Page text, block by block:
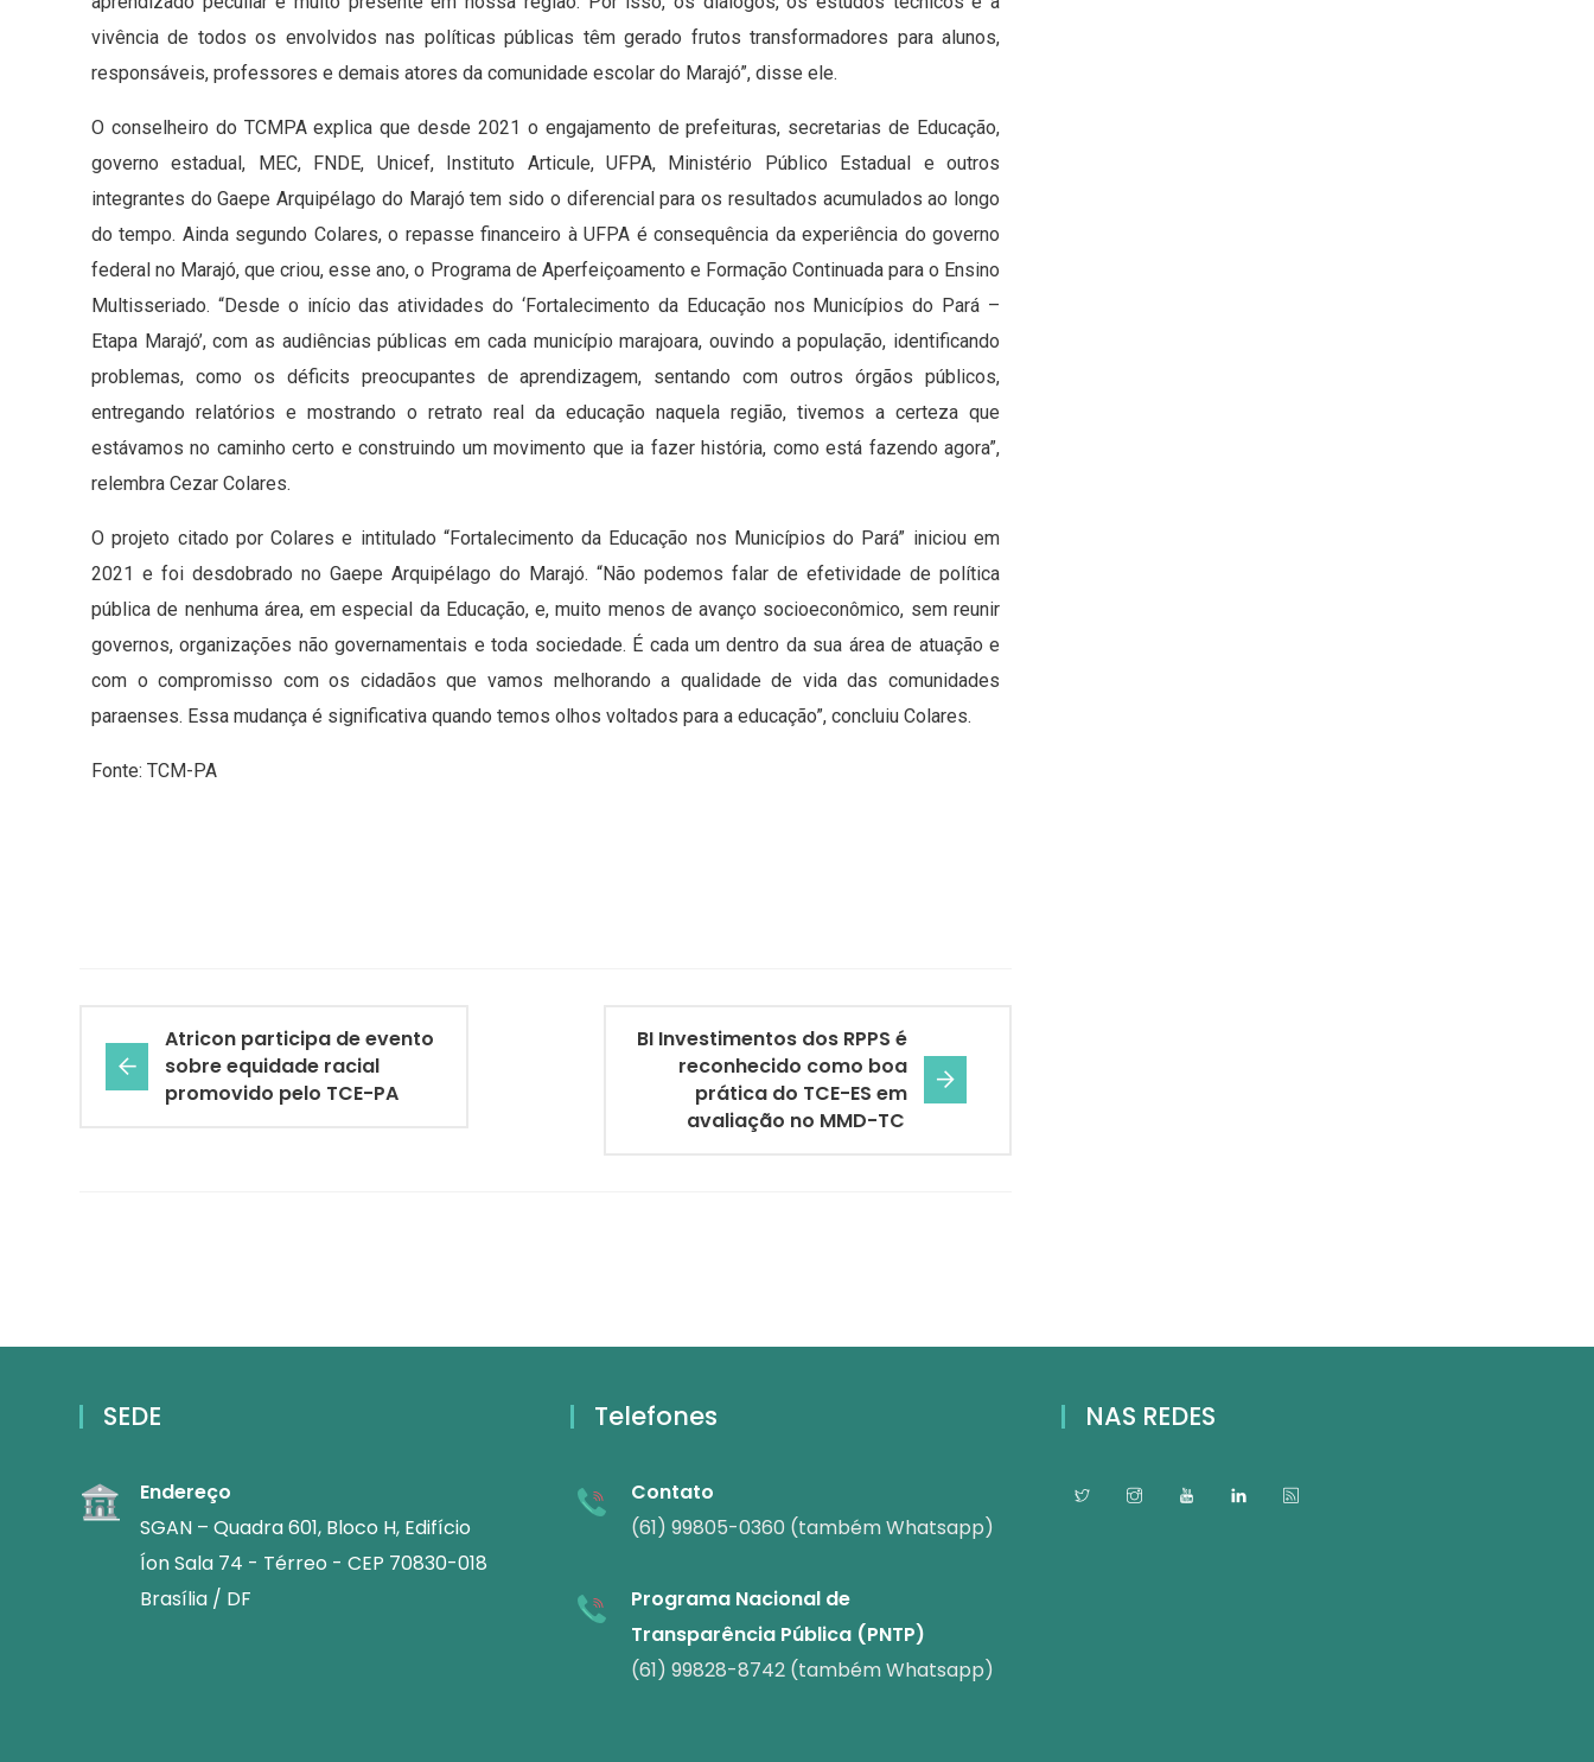
vivência de todos os envolvidos nas políticas públicas têm gerado frutos transformadores para alunos,
responsáveis, professores e demais atores da comunidade escolar do Marajó”, disse ele.
O conselheiro do TCMPA explica que desde 2021 o engajamento de prefeituras, secretarias de Educação,
governo estadual, MEC, FNDE, Unicef, Instituto Articule, UFPA, Ministério Público Estadual e outros
integrantes do Gaepe Arquipélago do Marajó tem sido o diferencial para os resultados acumulados ao longo
do tempo. Ainda segundo Colares, o repasse financeiro à UFPA é consequência da experiência do governo
federal no Marajó, que criou, esse ano, o Programa de Aperfeiçoamento e Formação Continuada para o Ensino
Multisseriado. “Desde o início das atividades do ‘Fortalecimento da Educação nos Municípios do Pará –
Etapa Marajó’, com as audiências públicas em cada município marajoara, ouvindo a população, identificando
problemas, como os déficits preocupantes de aprendizagem, sentando com outros órgãos públicos,
entregando relatórios e mostrando o retrato real da educação naquela região, tivemos a certeza que
estávamos no caminho certo e construindo um movimento que ia fazer história, como está fazendo agora”,
relembra Cezar Colares.
O projeto citado por Colares e intitulado “Fortalecimento da Educação nos Municípios do Pará” iniciou em
2021 e foi desdobrado no Gaepe Arquipélago do Marajó. “Não podemos falar de efetividade de política
pública de nenhuma área, em especial da Educação, e, muito menos de avanço socioeconômico, sem reunir
governos, organizações não governamentais e toda sociedade. É cada um dentro da sua área de atuação e
com o compromisso com os cidadãos que vamos melhorando a qualidade de vida das comunidades
paraenses. Essa mudança é significativa quando temos olhos voltados para a educação”, concluiu Colares.
Fonte: TCM-PA
Atricon participa de evento
sobre equidade racial
promovido pelo TCE-PA
BI Investimentos dos RPPS é
reconhecido como boa
prática do TCE-ES em
avaliação no MMD-TC
SEDE
Endereço
SGAN – Quadra 601, Bloco H, Edifício
Íon Sala 74 - Térreo - CEP 70830-018
Brasília / DF
Telefones
Contato
(61) 99805-0360 (também Whatsapp)
Programa Nacional de
Transparência Pública (PNTP)
(61) 99828-8742 (também Whatsapp)
NAS REDES